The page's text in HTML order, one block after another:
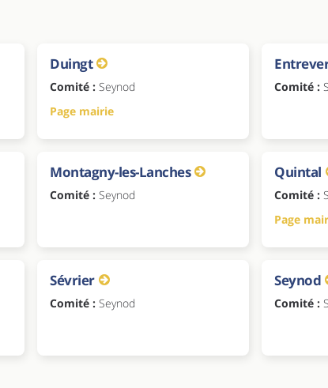
Duingt
Comité : Seynod
Page mairie
Comité :
Montagny-les-Lanches
Comité : Seynod
Quintal
Comité :
Page
Sévrier
Comité : Seynod
Seynod
Comité :